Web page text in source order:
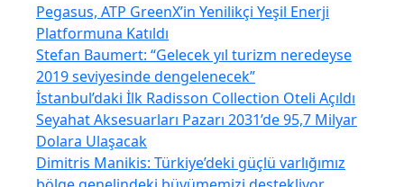
Pegasus, ATP GreenX’in Yenilikçi Yeşil Enerji
Platformuna Katıldı
Stefan Baumert: “Gelecek yıl turizm neredeyse
2019 seviyesinde dengelenecek”
İstanbul’daki İlk Radisson Collection Oteli Açıldı
Seyahat Aksesuarları Pazarı 2031’de 95,7 Milyar
Dolara Ulaşacak
Dimitris Manikis: Türkiye’deki güçlü varlığımız